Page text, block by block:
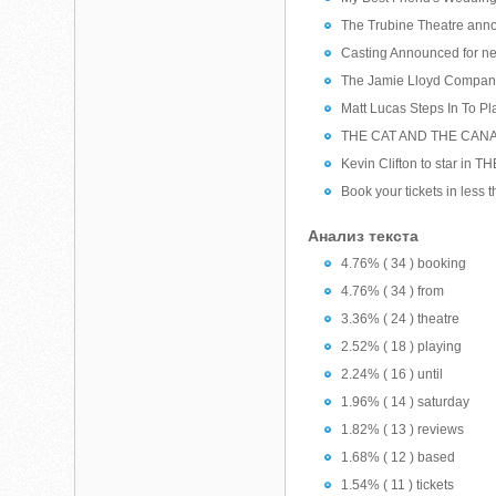
The Trubine Theatre
Casting Announced for
The Jamie Lloyd
Matt Lucas Steps In To
THE CAT AND THE
Kevin Clifton to star in
Book your tickets in less
Анализ текста
4.76% ( 34 ) booking
4.76% ( 34 ) from
3.36% ( 24 ) theatre
2.52% ( 18 ) playing
2.24% ( 16 ) until
1.96% ( 14 ) saturday
1.82% ( 13 ) reviews
1.68% ( 12 ) based
1.54% ( 11 ) tickets